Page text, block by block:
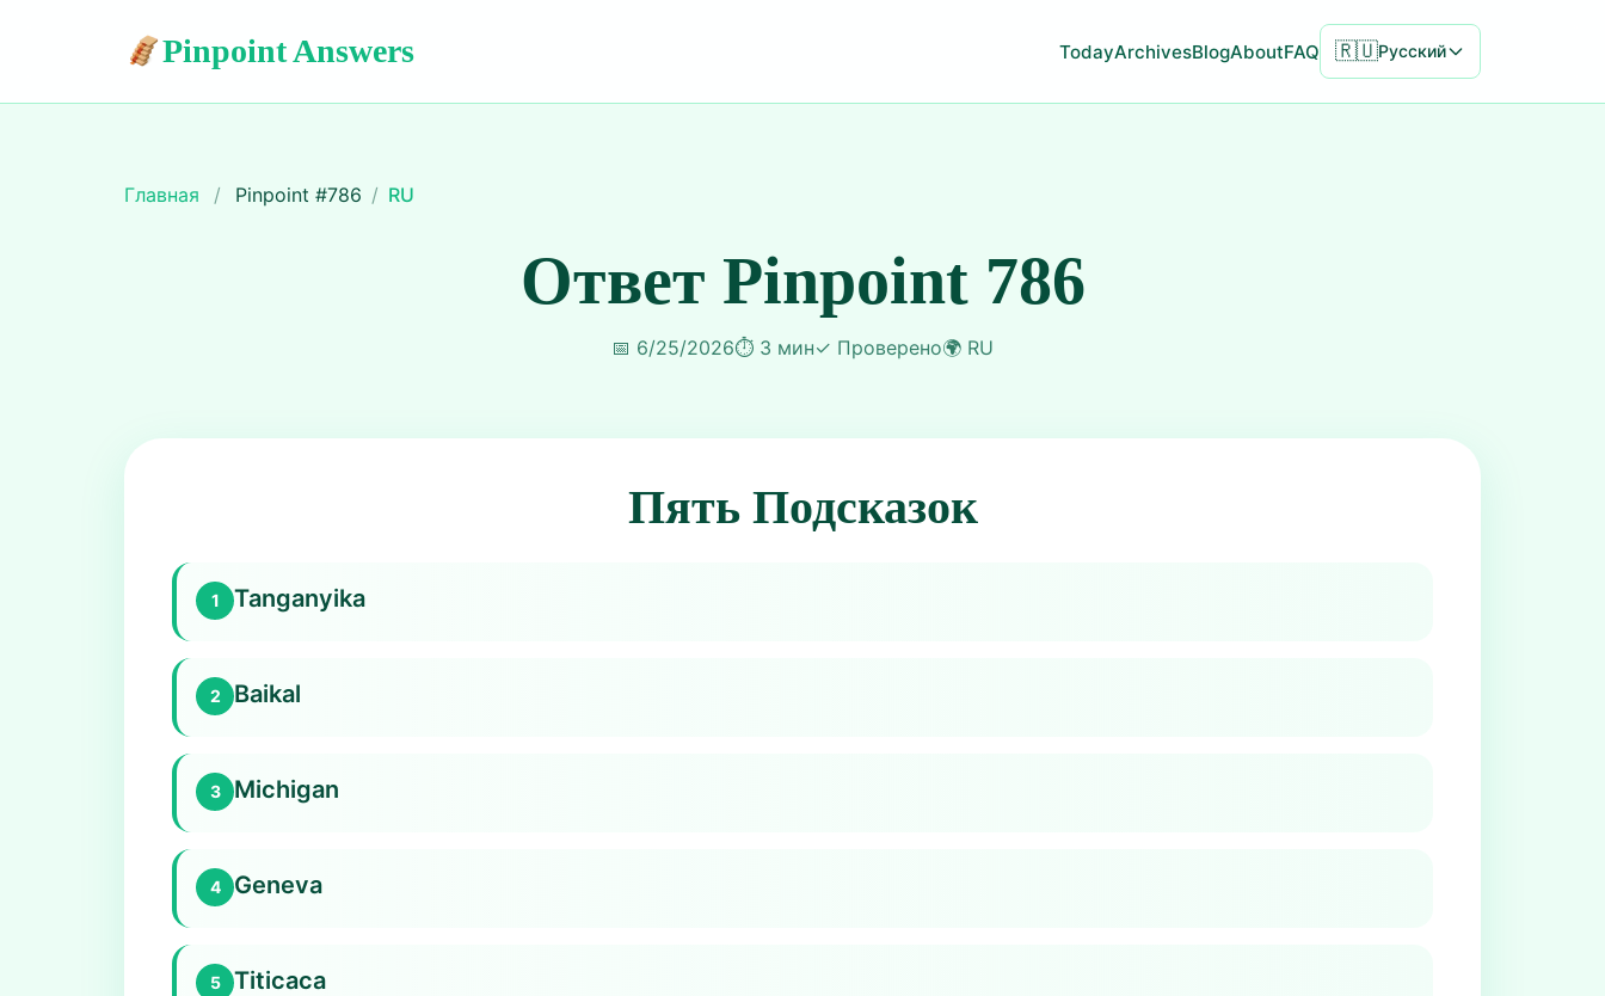
Pinpoint Answers TodayArchivesBlogAboutFAQ 🇷🇺Русский
Главная / Pinpoint #786 / RU
Ответ Pinpoint 786
📅 6/25/2026⏱️ 3 мин✓ Проверено🌍 RU
Пять Подсказок
1 Tanganyika
2 Baikal
3 Michigan
4 Geneva
5 Titicaca